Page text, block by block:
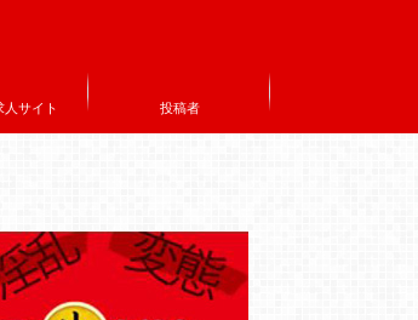
人サイト 投稿者